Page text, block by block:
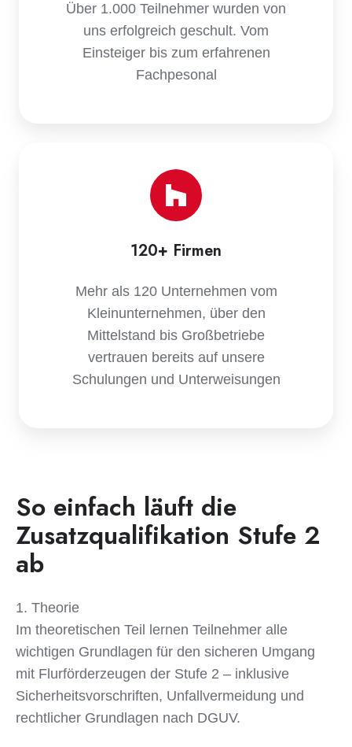
Über 1.000 Teilnehmer wurden von
uns erfolgreich geschult. Vom
Einsteiger bis zum erfahrenen
Fachpesonal
120+ Firmen
Mehr als 120 Unternehmen vom
Kleinunternehmen, über den
Mittelstand bis Großbetriebe
vertrauen bereits auf unsere
Schulungen und Unterweisungen
So einfach läuft die
Zusatzqualifikation Stufe 2
ab
1. Theorie
Im theoretischen Teil lernen Teilnehmer alle
wichtigen Grundlagen für den sicheren Umgang
mit Flurförderzeugen der Stufe 2 – inklusive
Sicherheitsvorschriften, Unfallvermeidung und
rechtlicher Grundlagen nach DGUV.